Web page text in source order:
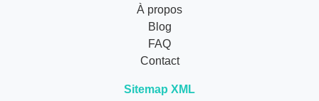
À propos
Blog
FAQ
Contact
Sitemap XML